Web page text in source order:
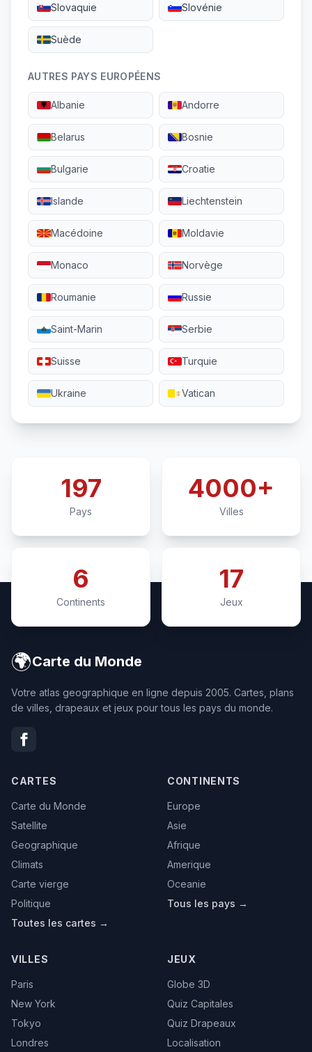
Slovaquie Slovénie
Suède
AUTRES PAYS EUROPÉENS
Albanie Andorre
Belarus Bosnie
Bulgarie Croatie
Islande Liechtenstein
Macédoine Moldavie
Monaco Norvège
Roumanie Russie
Saint-Marin Serbie
Suisse Turquie
Ukraine Vatican
197
Pays
4000+
Villes
6
Continents
17
Jeux
🌍Carte du Monde
Votre atlas geographique en ligne depuis 2005. Cartes, plans
de villes, drapeaux et jeux pour tous les pays du monde.
CARTES
Carte du Monde
Satellite
Geographique
Climats
Carte vierge
Politique
Toutes les cartes →
CONTINENTS
Europe
Asie
Afrique
Amerique
Oceanie
Tous les pays →
VILLES
Paris
New York
Tokyo
Londres
JEUX
Globe 3D
Quiz Capitales
Quiz Drapeaux
Localisation